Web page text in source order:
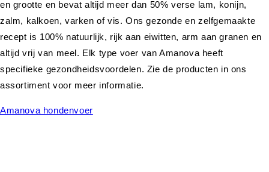
en grootte en bevat altijd meer dan 50% verse lam, konijn,
zalm, kalkoen, varken of vis. Ons gezonde en zelfgemaakte
recept is 100% natuurlijk, rijk aan eiwitten, arm aan granen en
altijd vrij van meel. Elk type voer van Amanova heeft
specifieke gezondheidsvoordelen. Zie de producten in ons
assortiment voor meer informatie.
Amanova hondenvoer